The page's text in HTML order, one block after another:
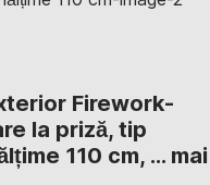
Firework-
la priză, tip
110 cm, … mai